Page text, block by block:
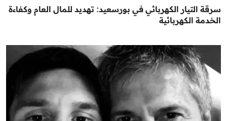
سرقة التيار الكهربائي في بورسعيد: تهديد للمال العام وكفاءة
الخدمة الكهربائية